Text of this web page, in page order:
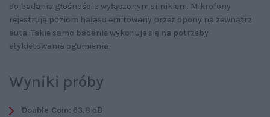
do badania głośności z wyłączonym silnikiem. Mikrofony
rejestrują poziom hałasu emitowany przez opony na zewnątrz
auta. Takie samo badanie wykonuje się na potrzeby
etykietowania ogumienia.
Wyniki próby
Double Coin: 63,8 dB